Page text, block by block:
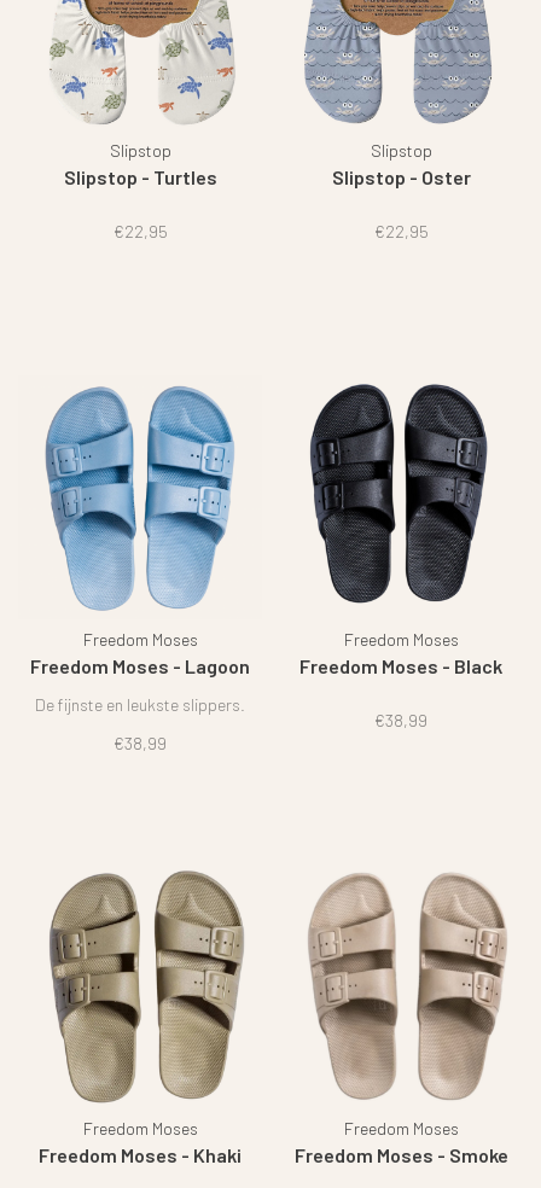
Slipstop
Slipstop - Turtles
€22,95
Slipstop
Slipstop - Oster
€22,95
Freedom Moses
Freedom Moses - Lagoon
De fijnste en leukste slippers.
€38,99
Freedom Moses
Freedom Moses - Black
€38,99
Freedom Moses
Freedom Moses - Khaki
Freedom Moses
Freedom Moses - Smoke